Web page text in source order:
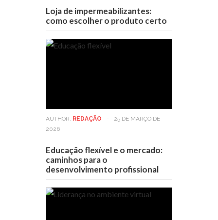
Loja de impermeabilizantes:
como escolher o produto certo
AUTHOR: REDAÇÃO -
25 DE MARÇO DE
2026
Educação flexível e o mercado:
caminhos para o
desenvolvimento profissional